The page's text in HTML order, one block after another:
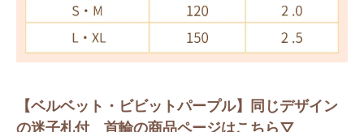
【ベルベット・ビビットパープル】同じデザイン
の迷子札付 首輪の商品ページはこちら▽